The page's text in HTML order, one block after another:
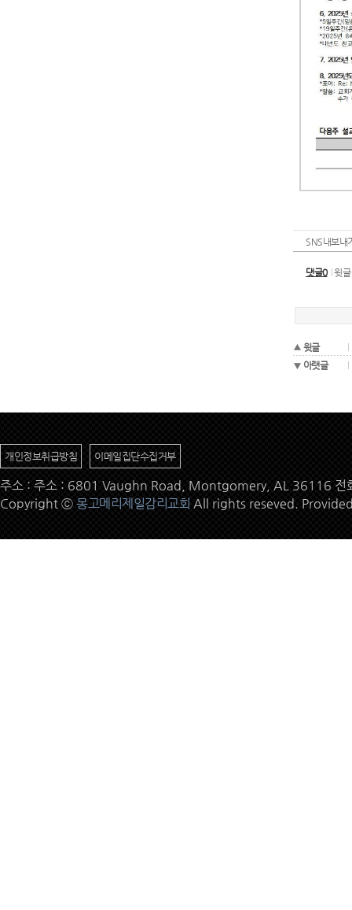
SNS내보내
댓글0 윗글
윗글
아랫글
개인정보취급방침 이메일집단수집거부
주소 : 주소 : 6801 Vaughn Road, Montgomery, AL 36116
Copyright ⓒ 몽고메리제일감리교회 All rights reseved.